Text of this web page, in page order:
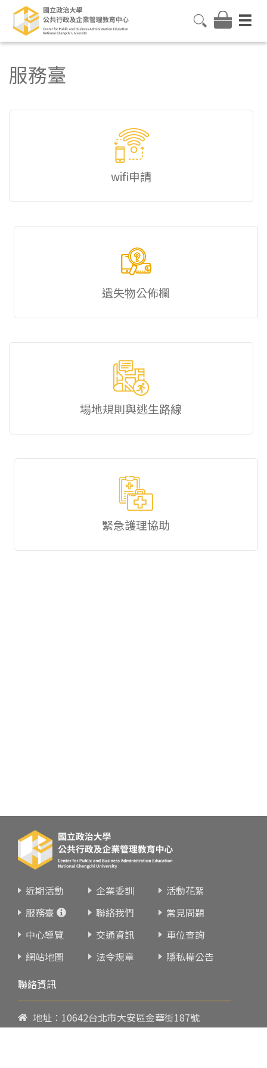
服務臺
wifi申請
遺失物公佈欄
場地規則與逃生路線
緊急護理協助
近期活動 企業委訓
活動花絮
服務臺
聯絡我們
常見問題
中心導覽
交通資訊
車位查詢
網站地圖
法令規章
隱私權公告
聯絡資訊
地址：10642台北市大安區金華街187號